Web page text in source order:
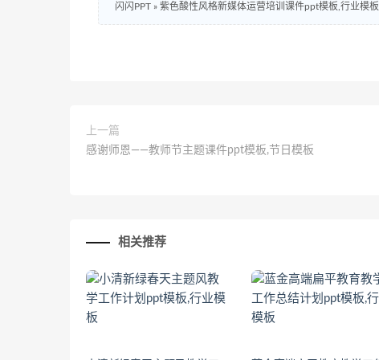
闪闪PPT » 紫色酸性风格新媒体运营培训课件ppt模板,行业模板
上一篇
感谢师恩——教师节主题课件ppt模板,节日模板
相关推荐